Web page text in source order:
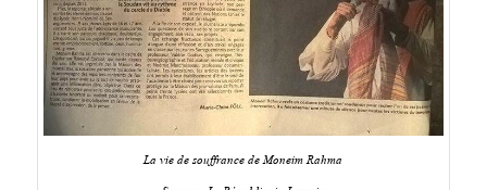
La vie de souffrance de Moneim Rahma